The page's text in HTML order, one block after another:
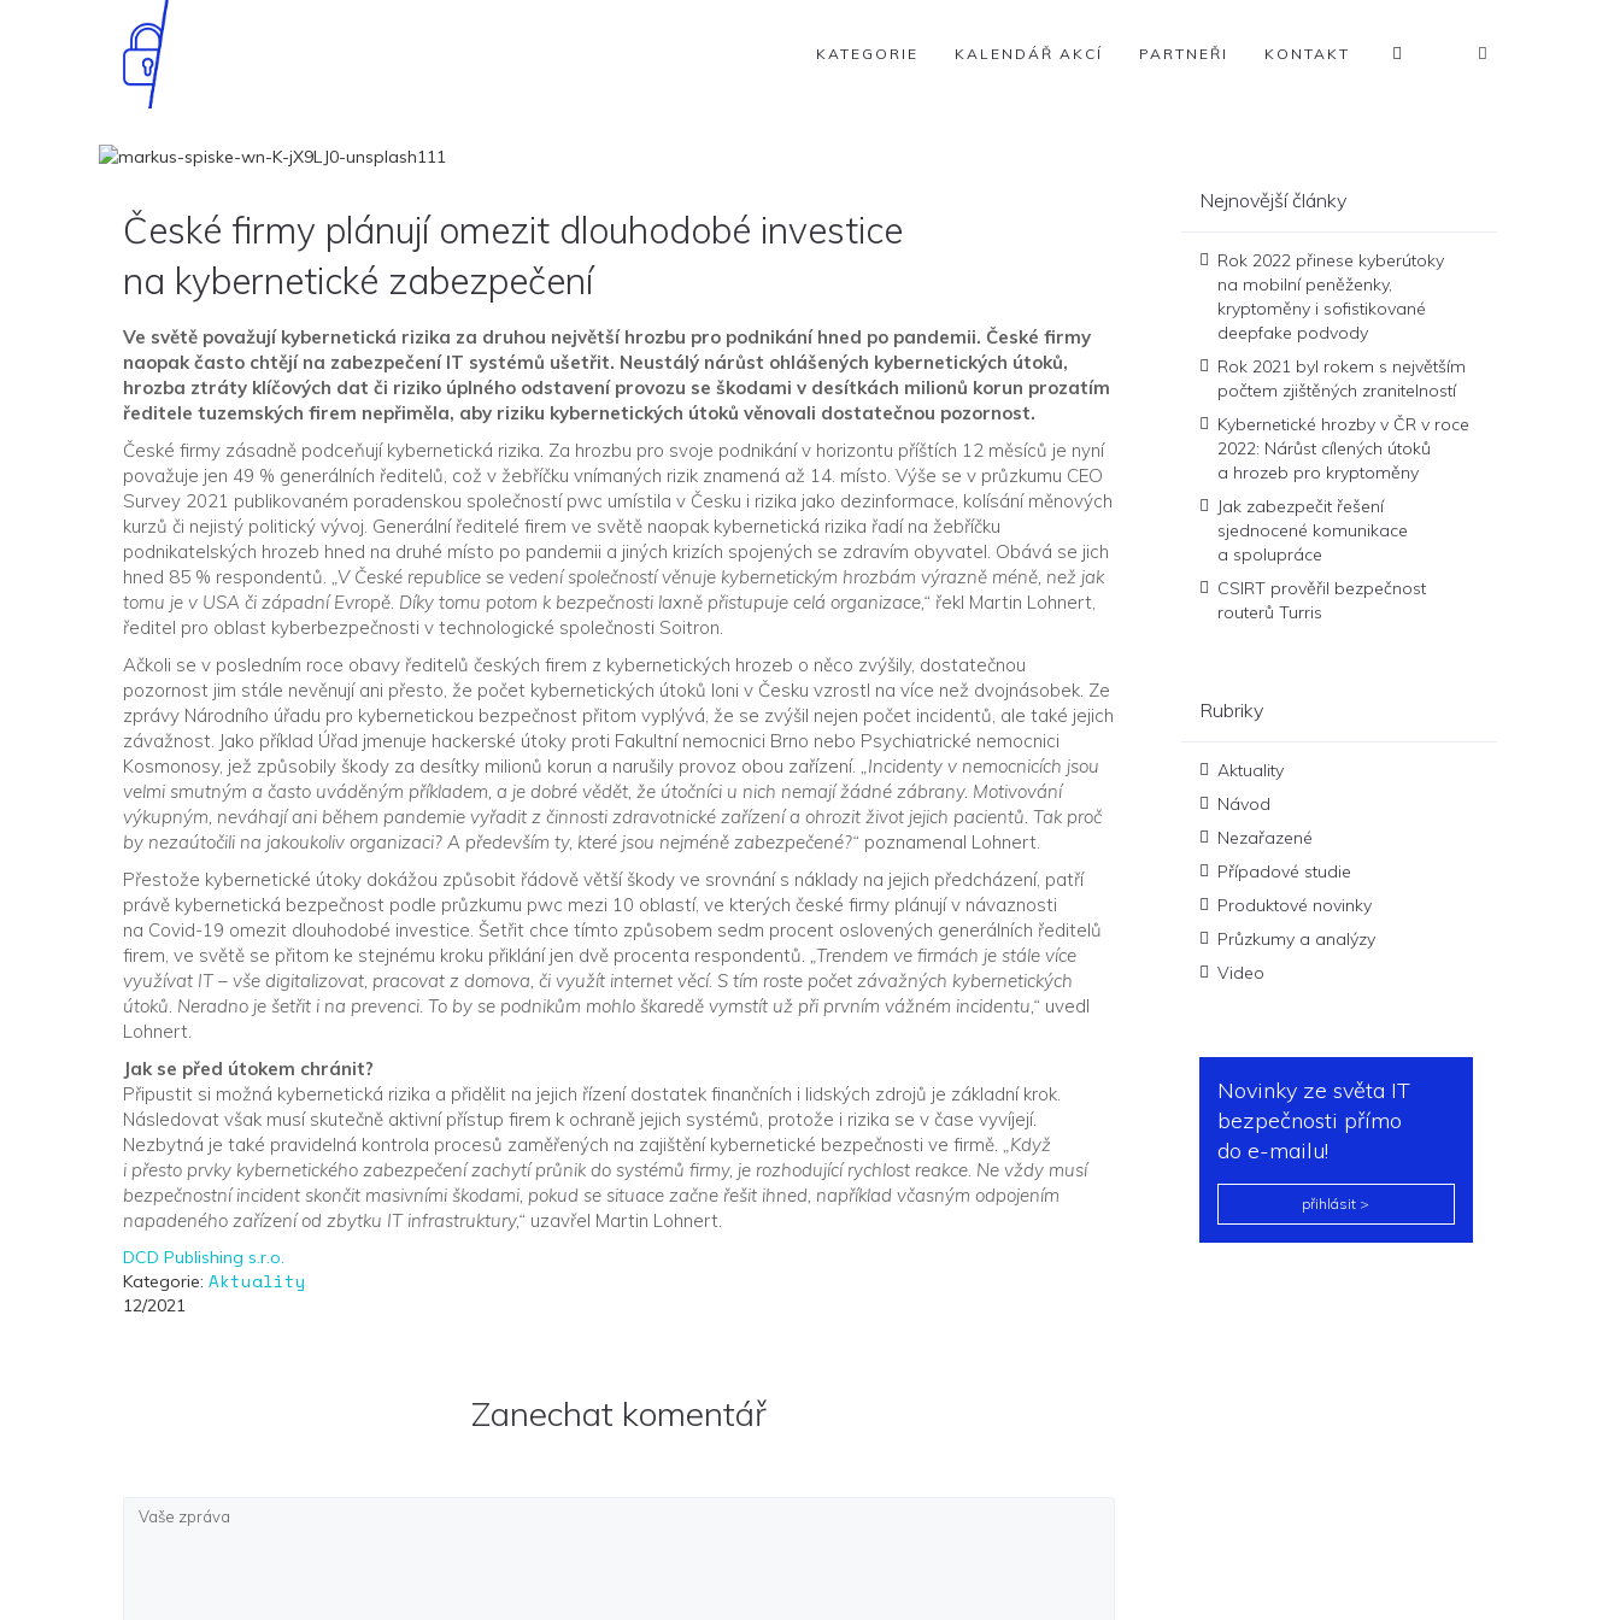
KATEGORIE KALENDÁŘ AKCÍ PARTNEŘI KONTAKT
České firmy plánují omezit dlouhodobé investice
na kybernetické zabezpečení
Ve světě považují kybernetická rizika za druhou největší hrozbu pro podnikání hned po pandemii. České firmy
naopak často chtějí na zabezpečení IT systémů ušetřit. Neustálý nárůst ohlášených kybernetických útoků,
hrozba ztráty klíčových dat či riziko úplného odstavení provozu se škodami v desítkách milionů korun prozatím
ředitele tuzemských firem nepřiměla, aby riziku kybernetických útoků věnovali dostatečnou pozornost.
České firmy zásadně podceňují kybernetická rizika. Za hrozbu pro svoje podnikání v horizontu příštích 12 měsíců je nyní
považuje jen 49 % generálních ředitelů, což v žebříčku vnímaných rizik znamená až 14. místo. Výše se v průzkumu CEO
Survey 2021 publikovaném poradenskou společností pwc umístila v Česku i rizika jako dezinformace, kolísání měnových
kurzů či nejistý politický vývoj. Generální ředitelé firem ve světě naopak kybernetická rizika řadí na žebříčku
podnikatelských hrozeb hned na druhé místo po pandemii a jiných krizích spojených se zdravím obyvatel. Obává se jich
hned 85 % respondentů. „V České republice se vedení společností věnuje kybernetickým hrozbám výrazně méně, než jak
tomu je v USA či západní Evropě. Díky tomu potom k bezpečnosti laxně přistupuje celá organizace,“ řekl Martin Lohnert,
ředitel pro oblast kyberbezpečnosti v technologické společnosti Soitron.
Ačkoli se v posledním roce obavy ředitelů českých firem z kybernetických hrozeb o něco zvýšily, dostatečnou
pozornost jim stále nevěnují ani přesto, že počet kybernetických útoků loni v Česku vzrostl na více než dvojnásobek. Ze
zprávy Národního úřadu pro kybernetickou bezpečnost přitom vyplývá, že se zvýšil nejen počet incidentů, ale také jejich
závažnost. Jako příklad Úřad jmenuje hackerské útoky proti Fakultní nemocnici Brno nebo Psychiatrické nemocnici
Kosmonosy, jež způsobily škody za desítky milionů korun a narušily provoz obou zařízení. „Incidenty v nemocnicích jsou
velmi smutným a často uváděným příkladem, a je dobré vědět, že útočníci u nich nemají žádné zábrany. Motivování
výkupným, neváhají ani během pandemie vyřadit z činnosti zdravotnické zařízení a ohrozit život jejich pacientů. Tak proč
by nezaútočili na jakoukoliv organizaci? A především ty, které jsou nejméně zabezpečené?“ poznamenal Lohnert.
Přestože kybernetické útoky dokážou způsobit řádově větší škody ve srovnání s náklady na jejich předcházení, patří
právě kybernetická bezpečnost podle průzkumu pwc mezi 10 oblastí, ve kterých české firmy plánují v návaznosti
na Covid-19 omezit dlouhodobé investice. Šetřit chce tímto způsobem sedm procent oslovených generálních ředitelů
firem, ve světě se přitom ke stejnému kroku přiklání jen dvě procenta respondentů. „Trendem ve firmách je stále více
využívat IT – vše digitalizovat, pracovat z domova, či využít internet věcí. S tím roste počet závažných kybernetických
útoků. Neradno je šetřit i na prevenci. To by se podnikům mohlo škaredě vymstít už při prvním vážném incidentu,“ uvedl
Lohnert.
Jak se před útokem chránit?
Připustit si možná kybernetická rizika a přidělit na jejich řízení dostatek finančních i lidských zdrojů je základní krok.
Následovat však musí skutečně aktivní přístup firem k ochraně jejich systémů, protože i rizika se v čase vyvíjejí.
Nezbytná je také pravidelná kontrola procesů zaměřených na zajištění kybernetické bezpečnosti ve firmě. „Když
i přesto prvky kybernetického zabezpečení zachytí průnik do systémů firmy, je rozhodující rychlost reakce. Ne vždy musí
bezpečnostní incident skončit masivními škodami, pokud se situace začne řešit ihned, například včasným odpojením
napadeného zařízení od zbytku IT infrastruktury,“ uzavřel Martin Lohnert.
DCD Publishing s.r.o.
Kategorie: Aktuality
12/2021
Zanechat komentář
Nejnovější články
Rok 2022 přinese kyberútoky
na mobilní peněženky,
kryptoměny i sofistikované
deepfake podvody
Rok 2021 byl rokem s největším
počtem zjištěných zranitelností
Kybernetické hrozby v ČR v roce
2022: Nárůst cílených útoků
a hrozeb pro kryptoměny
Jak zabezpečit řešení
sjednocené komunikace
a spolupráce
CSIRT prověřil bezpečnost
routerů Turris
Rubriky
Aktuality
Návod
Nezařazené
Případové studie
Produktové novinky
Průzkumy a analýzy
Video
Novinky ze světa IT
bezpečnosti přímo
do e-mailu!
přihlásit >